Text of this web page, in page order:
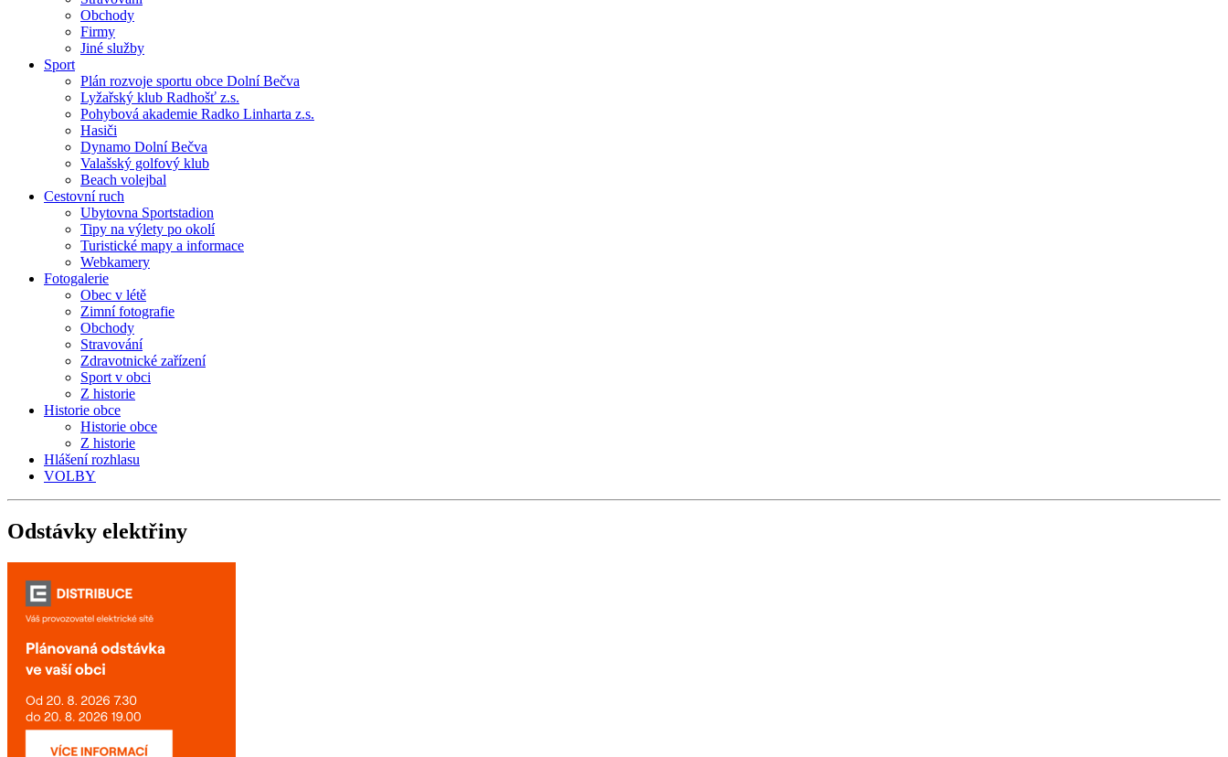
Obchody
Firmy
Jiné služby
Sport
Plán rozvoje sportu obce Dolní Bečva
Lyžařský klub Radhošť z.s.
Pohybová akademie Radko Linharta z.s.
Hasiči
Dynamo Dolní Bečva
Valašský golfový klub
Beach volejbal
Cestovní ruch
Ubytovna Sportstadion
Tipy na výlety po okolí
Turistické mapy a informace
Webkamery
Fotogalerie
Obec v létě
Zimní fotografie
Obchody
Stravování
Zdravotnické zařízení
Sport v obci
Z historie
Historie obce
Historie obce
Z historie
Hlášení rozhlasu
VOLBY
Odstávky elektřiny